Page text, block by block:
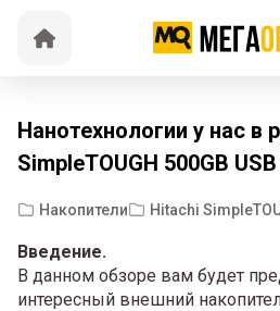
Нанотехнологии у нас в
SimpleTOUGH 500GB
Накопители Hitachi
Введение.
В данном обзоре вам будет
интересный внешний